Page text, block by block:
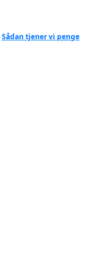
Sådan tjener vi penge